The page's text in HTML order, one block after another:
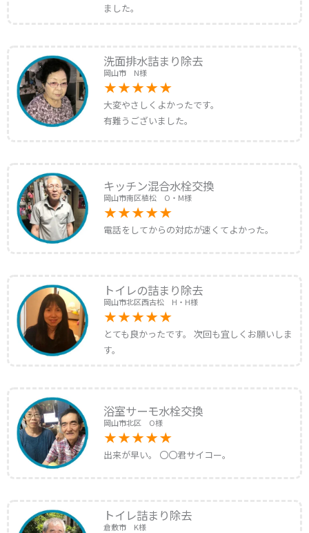
ました。
洗面排水詰まり除去
岡山市 N様
大変やさしくよかったです。
有難うございました。
キッチン混合水栓交換
岡山市南区植松 O・M様
電話をしてからの対応が速くてよかった。
トイレの詰まり除去
岡山市北区西古松 H・H様
とても良かったです。 次回も宜しくお願いしま
す。
浴室サーモ水栓交換
岡山市北区 O様
出来が早い。 〇〇君サイコー。
トイレ詰まり除去
倉敷市 K様